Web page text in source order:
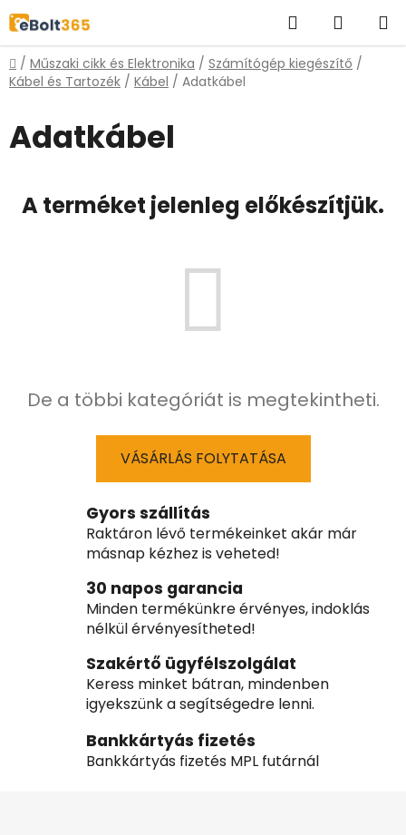
Ugrás
fő
tartalomhoz
KeresésKOSÁR
Kezdőlap
/ Műszaki cikk és Elektronika / Számítógép kiegészítő /
Kábel és Tartozék / Kábel / Adatkábel
Adatkábel
A terméket jelenleg előkészítjük.
De a többi kategóriát is megtekintheti.
VÁSÁRLÁS FOLYTATÁSA
Gyors szállítás
Raktáron lévő termékeinket akár már
másnap kézhez is veheted!
30 napos garancia
Minden termékünkre érvényes, indoklás
nélkül érvényesítheted!
Szakértő ügyfélszolgálat
Keress minket bátran, mindenben
igyekszünk a segítségedre lenni.
Bankkártyás fizetés
Bankkártyás fizetés MPL futárnál